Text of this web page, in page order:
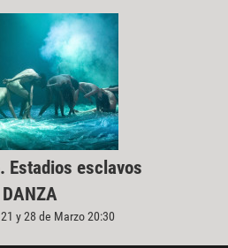
Estadios esclavos
DANZA
y 28 de Marzo 20:30